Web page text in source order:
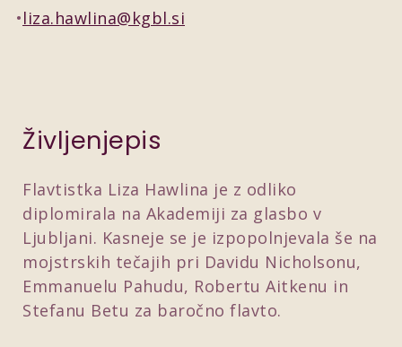
liza.hawlina@kgbl.si
Življenjepis
Flavtistka Liza Hawlina je z odliko
diplomirala na Akademiji za glasbo v
Ljubljani. Kasneje se je izpopolnjevala še na
mojstrskih tečajih pri Davidu Nicholsonu,
Emmanuelu Pahudu, Robertu Aitkenu in
Stefanu Betu za baročno flavto.